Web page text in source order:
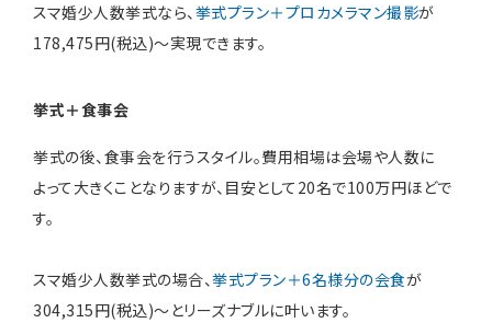
スマ婚少人数挙式なら、挙式プラン＋プロカメラマン撮影が
178,475円(税込)～実現できます。
挙式＋食事会
挙式の後、食事会を行うスタイル。費用相場は会場や人数に
よって大きくことなりますが、目安として20名で100万円ほどで
す。
スマ婚少人数挙式の場合、挙式プラン＋6名様分の会食が
304,315円(税込)～とリーズナブルに叶います。